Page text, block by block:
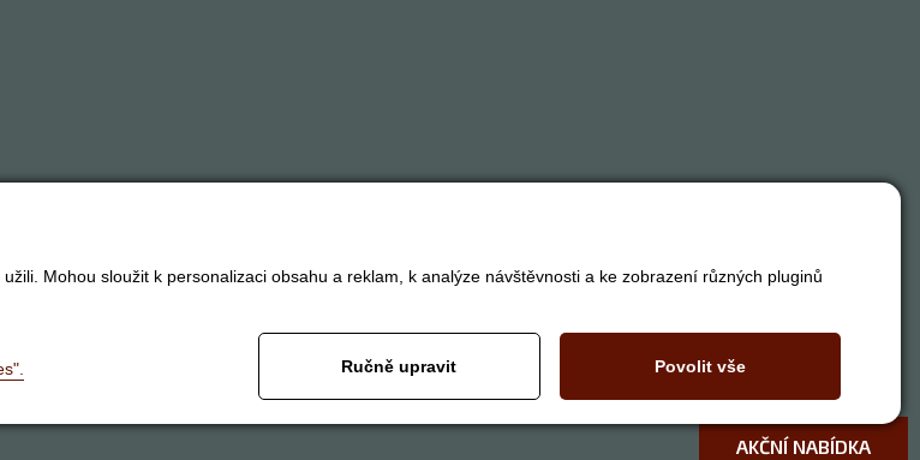
AKČNÍ NABÍDKA
Mohou sloužit k personalizaci obsahu a reklam, k analýze návštěvnosti a ke zobrazení různých pluginů
Ručně upravit Povolit vše